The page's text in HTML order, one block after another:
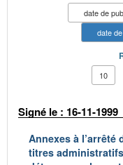
date de
date
10
Signé le : 16-11-1999
Annexes à l’arrêté
titres